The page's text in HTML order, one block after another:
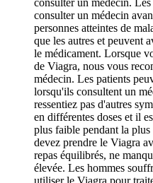
consulter un médecin.
consulter un médecin
personnes atteintes de
que les autres et peuvent
le médicament. Lorsque
de Viagra, nous vous
médecin. Les patients
lorsqu'ils consultent un
ressentiez pas d'autres
en différentes doses et il
plus faible pendant la
devez prendre le Viagra
repas équilibrés, ne
élevée. Les hommes